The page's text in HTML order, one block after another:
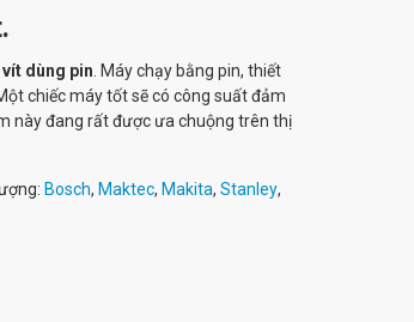
vít dùng pin . Máy chạy bằng pin, thiết
chiếc máy tốt sẽ có công suất đảm
này đang rất được ưa chuộng trên thị
Bosch, Maktec, Makita, Stanley,